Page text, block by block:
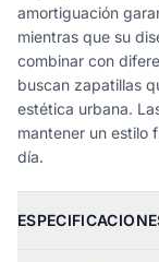
amortiguación
mientras que su
combinar con
buscan zapatillas
estética urbana.
mantener un estilo
día.